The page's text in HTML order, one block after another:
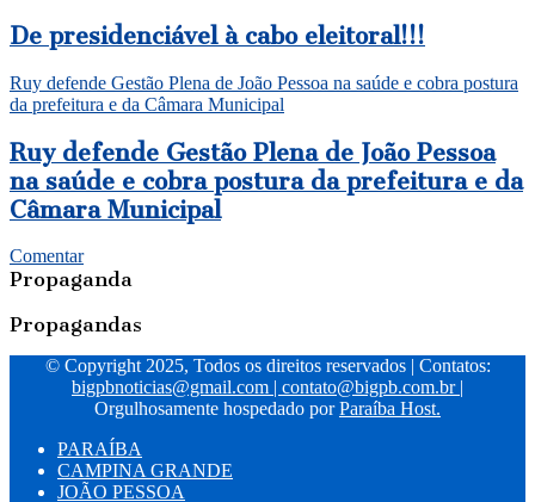
De presidenciável à cabo eleitoral!!!
Ruy defende Gestão Plena de João Pessoa na saúde e cobra postura
da prefeitura e da Câmara Municipal
Ruy defende Gestão Plena de João Pessoa
na saúde e cobra postura da prefeitura e da
Câmara Municipal
Comentar
Propaganda
Propagandas
© Copyright 2025, Todos os direitos reservados | Contatos:
bigpbnoticias@gmail.com
contato@bigpb.com.br
Orgulhosamente hospedado porParaíba Host.
PARAÍBA
CAMPINA GRANDE
JOÃO PESSOA